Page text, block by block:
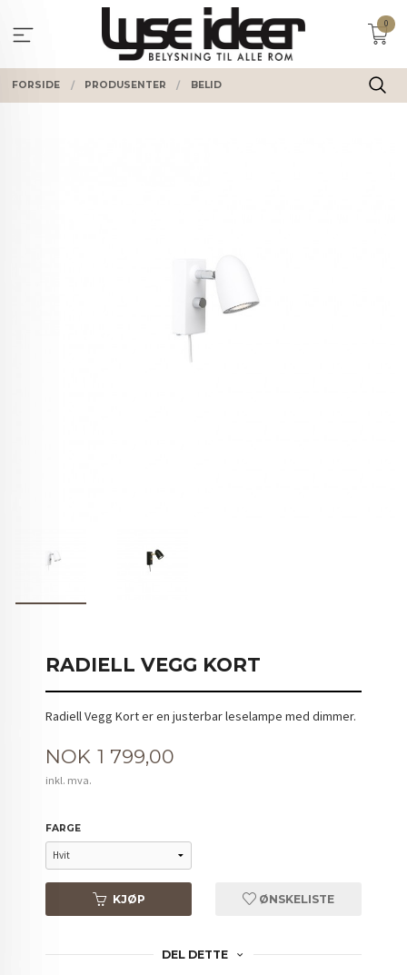
innholdet
0
FORSIDE PRODUSENTER BELID
RADIELL VEGG KORT
Radiell Vegg Kort er en justerbar leselampe med dimmer.
Pris
NOK 1 799,00
inkl. mva.
FARGE
KJØP ØNSKELISTE
DEL DETTE